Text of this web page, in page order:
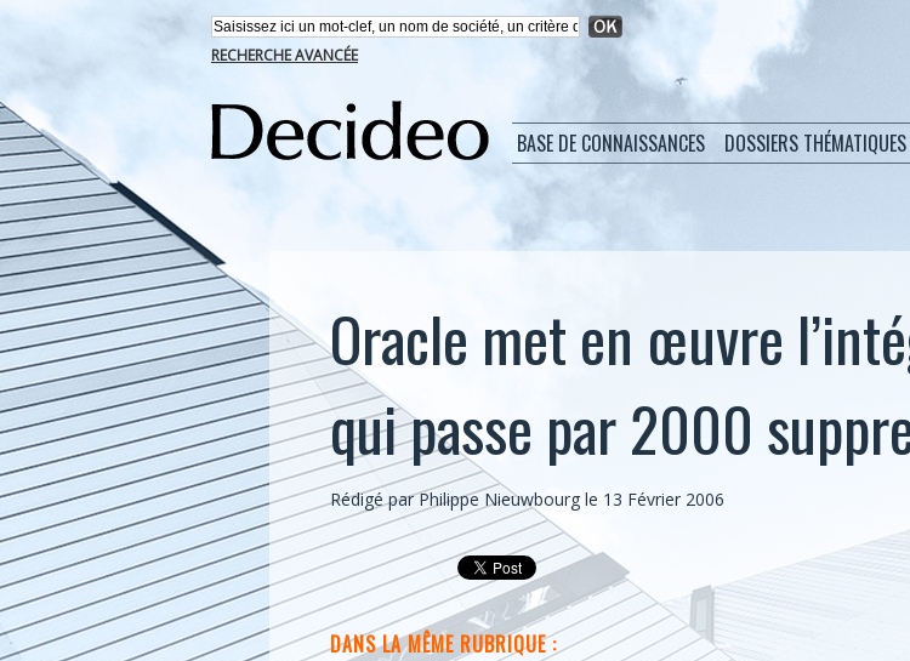
RECHERCHE AVANCÉE
BASE DE CONNAISSANCES DOSSIERS THÉMATIQUES
Oracle met en œuvre
qui passe par 2000
Rédigé par Philippe Nieuwbourg le 13 Février 2006
DANS LA MÊME RUBRIQUE :